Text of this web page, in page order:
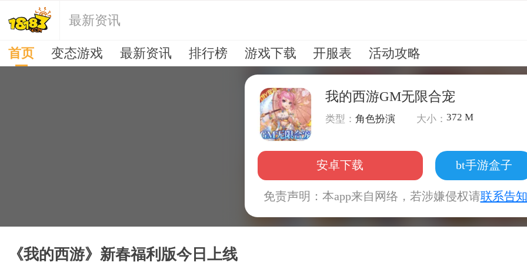
最新资讯
首页 变态游戏 最新资讯 排行榜 游戏下载 开服表 活动攻略
我的西游GM无限合宠
类型：角色扮演 大小：372 M
安卓下载 bt手游盒子
免责声明：本app来自网络，若涉嫌侵权请联系告知
《我的西游》新春福利版今日上线